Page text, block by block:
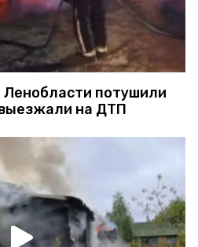
Ленобласти потушили
на ДТП